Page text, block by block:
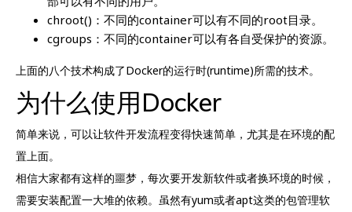
chroot()：不同的container可以有不同的root目录。
cgroups：不同的container可以有各自受保护的资源。
上面的八个技术构成了Docker的运行时(runtime)所需的技术。
为什么使用Docker
简单来说，可以让软件开发流程变得快速简单，尤其是在环境的配
置上面。
相信大家都有这样的噩梦，每次要开发新软件或者换环境的时候，
需要安装配置一大堆的依赖。虽然有yum或者apt这类的包管理软